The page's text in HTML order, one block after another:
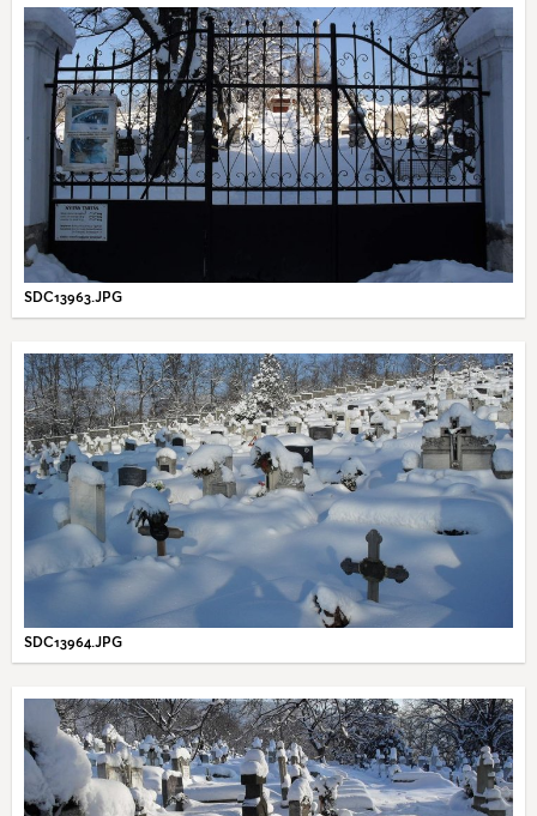
SDC13963.JPG
SDC13964.JPG